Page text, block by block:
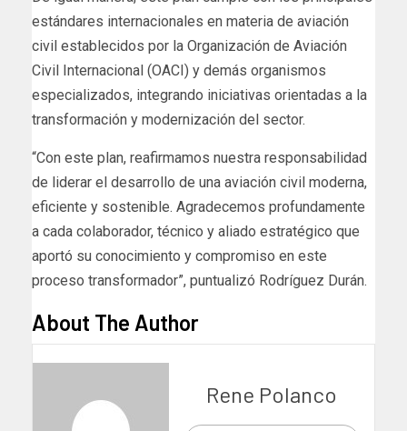
estándares internacionales en materia de aviación
civil establecidos por la Organización de Aviación
Civil Internacional (OACI) y demás organismos
especializados, integrando iniciativas orientadas a la
transformación y modernización del sector.
“Con este plan, reafirmamos nuestra responsabilidad
de liderar el desarrollo de una aviación civil moderna,
eficiente y sostenible. Agradecemos profundamente
a cada colaborador, técnico y aliado estratégico que
aportó su conocimiento y compromiso en este
proceso transformador”, puntualizó Rodríguez Durán.
About The Author
Rene Polanco